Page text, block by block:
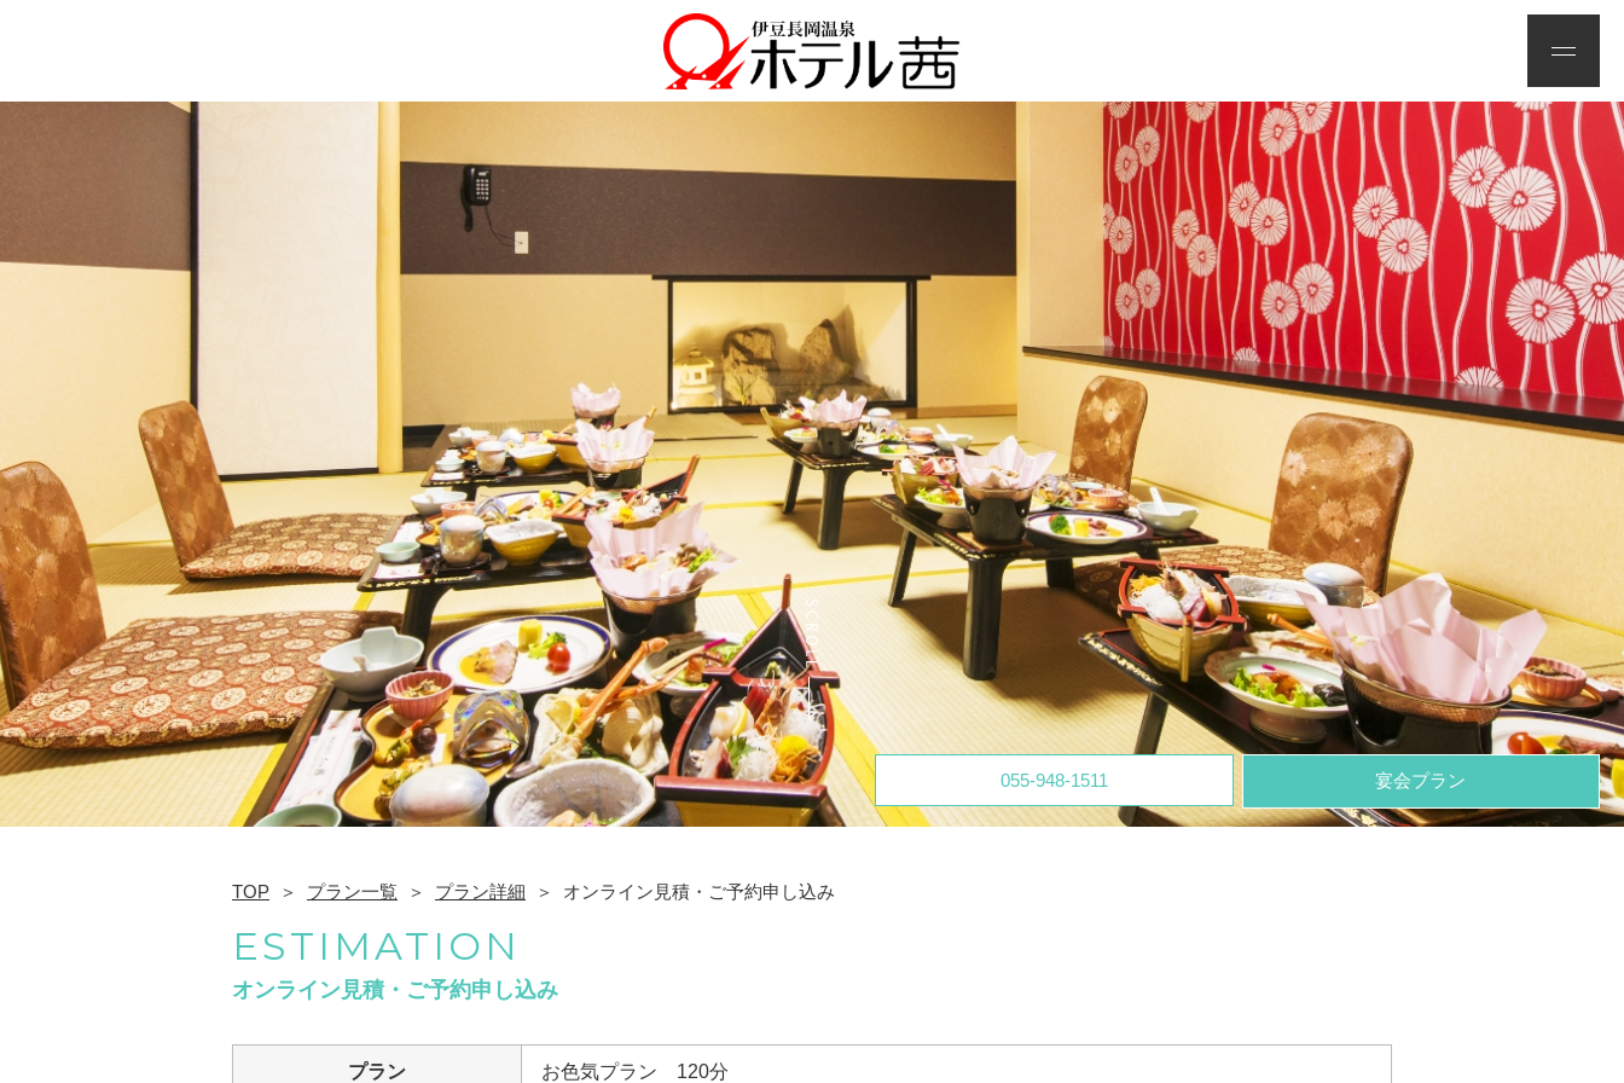
055-948-1511 宴会プラン
TOP プラン一覧 プラン詳細 オンライン見積・ご予約申し込み
ESTIMATION
オンライン見積・ご予約申し込み
プラン お色気プラン 120分